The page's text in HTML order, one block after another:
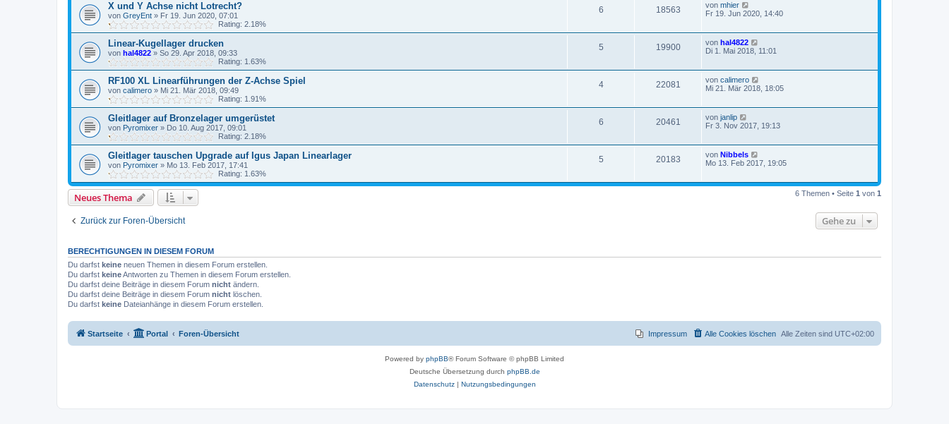
X und Y Achse nicht Lotrecht?
von GreyEnt » Fr 19. Jun 2020, 07:01
Rating: 2.18%
6 18563 von mhier
Fr 19. Jun 2020, 14:40
Linear-Kugellager drucken
von hal4822 » So 29. Apr 2018, 09:33
Rating: 1.63%
5 19900 von hal4822
Di 1. Mai 2018, 11:01
RF100 XL Linearführungen der Z-Achse Spiel
von calimero » Mi 21. Mär 2018, 09:49
Rating: 1.91%
4 22081 von calimero
Mi 21. Mär 2018, 18:05
Gleitlager auf Bronzelager umgerüstet
von Pyromixer » Do 10. Aug 2017, 09:01
Rating: 2.18%
6 20461 von janlip
Fr 3. Nov 2017, 19:13
Gleitlager tauschen Upgrade auf Igus Japan Linearlager
von Pyromixer » Mo 13. Feb 2017, 17:41
Rating: 1.63%
5 20183 von Nibbels
Mo 13. Feb 2017, 19:05
Neues Thema 6 Themen • Seite 1 von 1
Zurück zur Foren-Übersicht Gehe zu
BERECHTIGUNGEN IN DIESEM FORUM
Du darfst keine neuen Themen in diesem Forum erstellen.
Du darfst keineAntworten zu Themen in diesem Forum erstellen.
Du darfst deine Beiträge in diesem Forum nicht ändern.
Du darfst deine Beiträge in diesem Forum nicht löschen.
Du darfst keine Dateianhänge in diesem Forum erstellen.
Startseite Portal Foren-Übersicht Alle Zeiten sind UTC+02:00
Alle Cookies löschen
Impressum
Powered by phpBB® Forum Software © phpBB Limited
Deutsche Übersetzung durch phpBB.de
Datenschutz| Nutzungsbedingungen